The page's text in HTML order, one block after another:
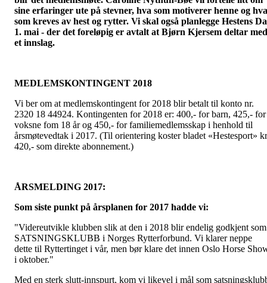
sine erfaringer ute på stevner, hva som motiverer henne og hva
som kreves av hest og rytter. Vi skal også planlegge Hestens
1. mai - der det foreløpig er avtalt at Bjørn Kjersem deltar med
et innslag.
MEDLEMSKONTINGENT 2018
Vi ber om at medlemskontingent for 2018 blir betalt til konto nr.
2320 18 44924. Kontingenten for 2018 er: 400,- for barn, 425,- for
voksne fom 18 år og 450,- for familiemedlemsskap i henhold til
årsmøtevedtak i 2017. (Til orientering koster bladet «Hestesport»
420,- som direkte abonnement.)
ÅRSMELDING 2017:
Som siste punkt på årsplanen for 2017 hadde vi:
"Videreutvikle klubben slik at den i 2018 blir endelig godkjent som
SATSNINGSKLUBB i Norges Rytterforbund. Vi klarer neppe
dette til Ryttertinget i vår, men bør klare det innen Oslo Horse
i oktober."
Med en sterk slutt-innspurt, kom vi likevel i mål som